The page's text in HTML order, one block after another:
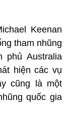
Keenan
tham nhũng
Australia
hiện các vụ
cũng là một
quốc gia